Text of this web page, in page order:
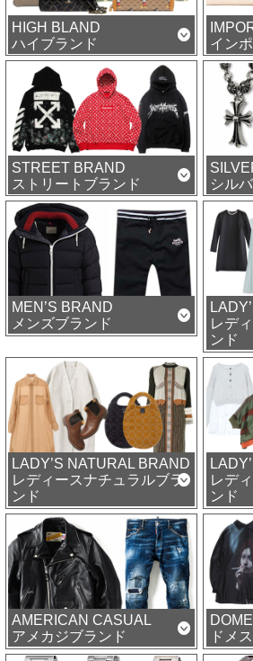
HIGH BLAND
ハイブランド
イン
STREET BRAND
ストリートブランド
シル
MEN’S BRAND
メンズブランド
レデ
ンド
LADY’S NATURAL BRAND
レディースナチュラルブラ
ンド
レデ
ンド
AMERICAN CASUAL
アメカジブランド
ドメ